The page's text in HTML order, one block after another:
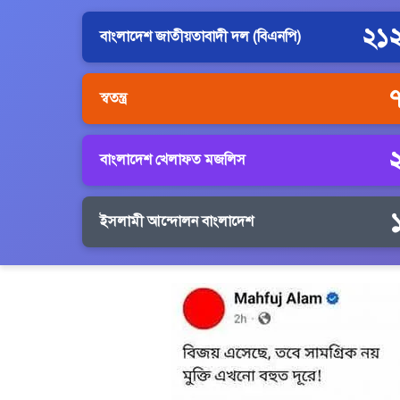
বাংলাদেশ জাতীয়তাবাদী দল (বিএনপি)
স্বতন্ত্র
বাংলাদেশ খেলাফত মজলিস
ইসলামী আন্দোলন বাংলাদেশ